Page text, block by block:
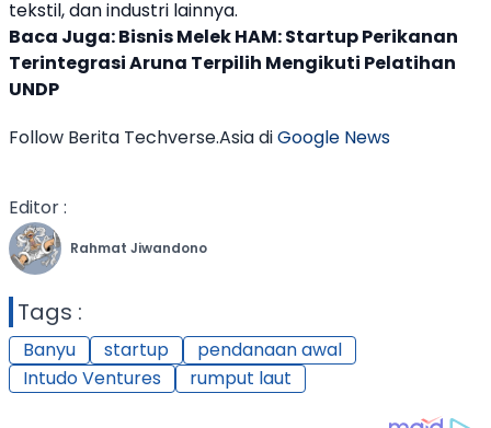
tekstil, dan industri lainnya.
Baca Juga:Bisnis Melek HAM: Startup Perikanan
Terintegrasi Aruna Terpilih Mengikuti Pelatihan
UNDP
Follow Berita Techverse.Asia diGoogle News
Editor :
Rahmat Jiwandono
Tags :
Banyu startup
pendanaan awal
Intudo Ventures
rumput laut